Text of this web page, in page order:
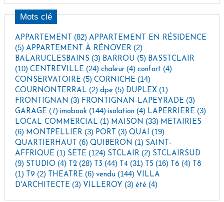
Mots clé
APPARTEMENT (82) APPARTEMENT EN RÉSIDENCE
(5) APPARTEMENT À RÉNOVER (2)
BALARUCLESBAINS (3) BARROU (5) BASSTCLAIR
(10) CENTREVILLE (24) chaleur(4) confort (4)
CONSERVATOIRE (5) CORNICHE (14)
COURNONTERRAL (2) dpe(5) DUPLEX(1)
FRONTIGNAN (3) FRONTIGNAN-LAPEYRADE (3)
GARAGE (7) imobook (144) isolation(4) LAPERRIERE (3)
LOCAL COMMERCIAL (1) MAISON (33) METAIRIES
(6) MONTPELLIER (3) PORT (3) QUAI (19)
QUARTIERHAUT (6) QUIBERON (1) SAINT-
AFFRIQUE (1) SETE (124) STCLAIR (2) STCLAIRSUD
(9) STUDIO (4) T2(28) T3 (44) T4(31) T5 (16) T6 (4) T8
(1) T9 (2) THEATRE (6) vendu(144) VILLA
D'ARCHITECTE (3) VILLEROY (3) été(4)